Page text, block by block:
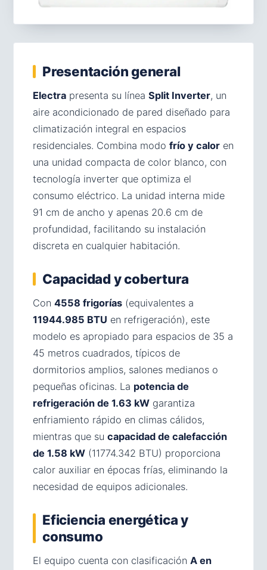
Presentación general
Electra presenta su línea Split Inverter, un
aire acondicionado de pared diseñado para
climatización integral en espacios
residenciales. Combina modo frío y calor en
una unidad compacta de color blanco, con
tecnología inverter que optimiza el
consumo eléctrico. La unidad interna mide
91 cm de ancho y apenas 20.6 cm de
profundidad, facilitando su instalación
discreta en cualquier habitación.
Capacidad y cobertura
Con 4558 frigorías (equivalentes a
11944.985 BTU en refrigeración), este
modelo es apropiado para espacios de 35 a
45 metros cuadrados, típicos de
dormitorios amplios, salones medianos o
pequeñas oficinas. La potencia de
refrigeración de 1.63 kW garantiza
enfriamiento rápido en climas cálidos,
mientras que su capacidad de calefacción
de 1.58 kW (11774.342 BTU) proporciona
calor auxiliar en épocas frías, eliminando la
necesidad de equipos adicionales.
Eficiencia energética y
consumo
El equipo cuenta con clasificación A en